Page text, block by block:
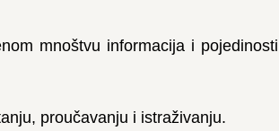
mnoštvu informacija i pojedinosti
proučavanju i istraživanju.